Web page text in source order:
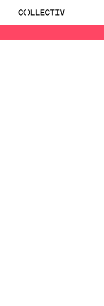
Youthbath(유스바스)는 'Youth Be At The Head'를 슬로건으로 삼아 2021년